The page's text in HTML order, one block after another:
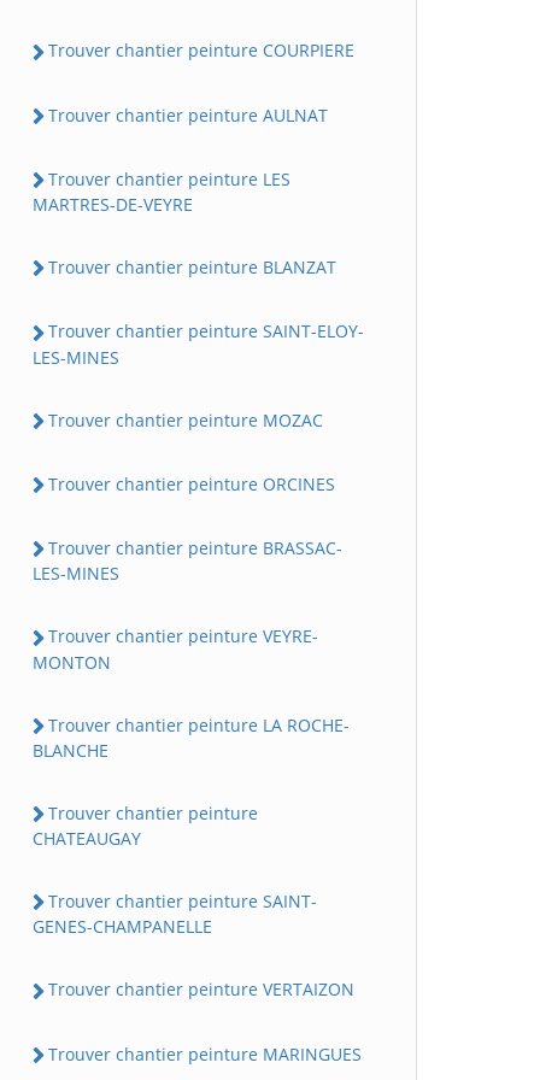
Trouver chantier peinture COURPIERE
Trouver chantier peinture AULNAT
Trouver chantier peinture LES
MARTRES-DE-VEYRE
Trouver chantier peinture BLANZAT
Trouver chantier peinture SAINT-ELOY-
LES-MINES
Trouver chantier peinture MOZAC
Trouver chantier peinture ORCINES
Trouver chantier peinture BRASSAC-
LES-MINES
Trouver chantier peinture VEYRE-
MONTON
Trouver chantier peinture LA ROCHE-
BLANCHE
Trouver chantier peinture
CHATEAUGAY
Trouver chantier peinture SAINT-
GENES-CHAMPANELLE
Trouver chantier peinture VERTAIZON
Trouver chantier peinture MARINGUES